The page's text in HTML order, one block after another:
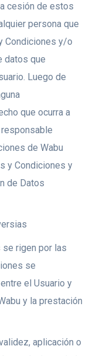
cesión de estos
persona que
Condiciones y/o
datos que
Luego de
que ocurra a
de Wabu
y Condiciones y
de Datos
rigen por las
se
el Usuario y
y la prestación
aplicación o